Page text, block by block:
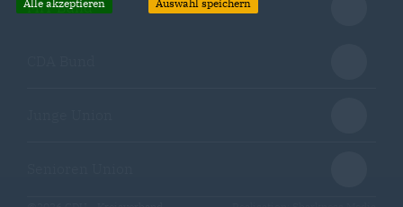
MIT Bund
Alle akzeptieren Auswahl speichern